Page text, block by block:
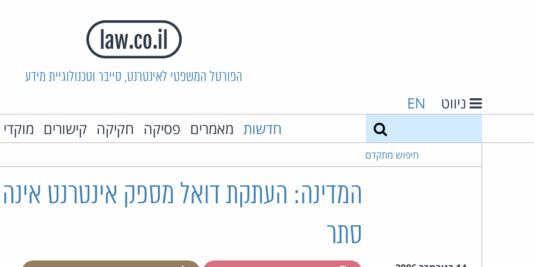
הפורטל המשפטי לאינטרנט, סייבר וטכנולוגיית מידע
ניווט EN
חדשות מאמרים פסיקה חקיקה קישורים
חיפוש מתקדם
המדינה: העתקת דואל מספק אינטרנט
סתר